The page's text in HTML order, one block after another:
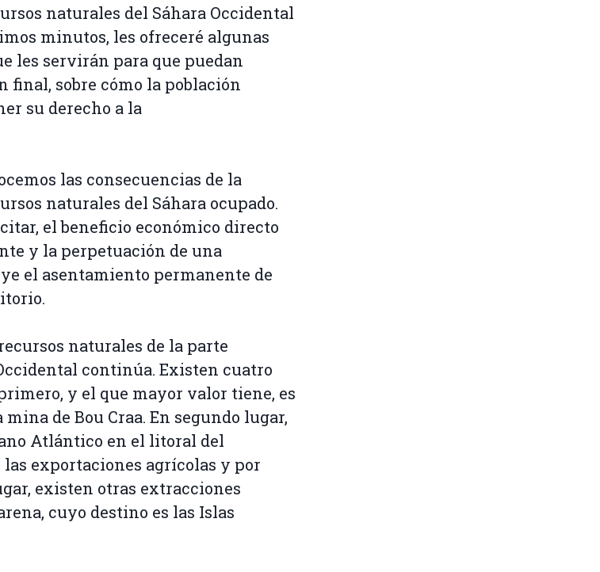
naturales del Sáhara Occidental
minutos, les ofreceré algunas
les servirán para que puedan
final, sobre cómo la población
su derecho a la
las consecuencias de la
naturales del Sáhara ocupado.
el beneficio económico directo
y la perpetuación de una
el asentamiento permanente de
naturales de la parte
continúa. Existen cuatro
y el que mayor valor tiene, es
de Bou Craa. En segundo lugar,
Atlántico en el litoral del
exportaciones agrícolas y por
existen otras extracciones
cuyo destino es las Islas